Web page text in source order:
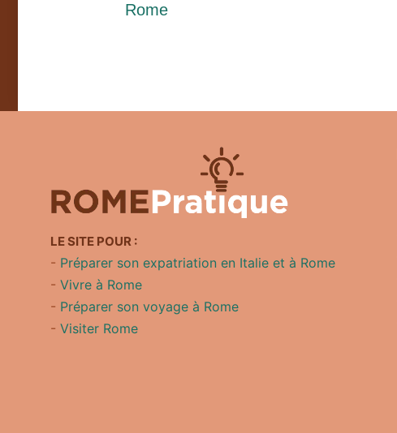
Rome
LE SITE POUR :
- Préparer son expatriation en Italie et à Rome
- Vivre à Rome
- Préparer son voyage à Rome
- Visiter Rome